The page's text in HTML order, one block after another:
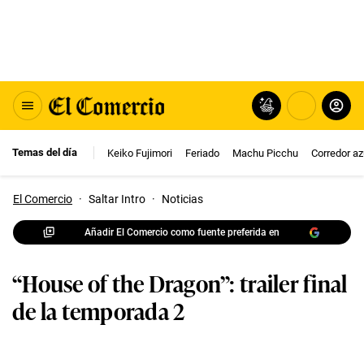
Temas del día Keiko Fujimori Feriado Machu Picchu Corredor
El Comercio · Saltar Intro · Noticias
Añadir El Comercio como fuente preferida en
“House of the Dragon”: trailer final
de la temporada 2